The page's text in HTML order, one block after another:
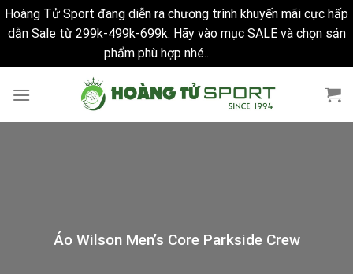
Hoàng Tử Sport đang diễn ra chương trình khuyến mãi cực hấp
dẫn Sale từ 299k-499k-699k. Hãy vào mục SALE và chọn sản
phẩm phù hợp nhé..
Áo Wilson Men’s Core Parkside Crew